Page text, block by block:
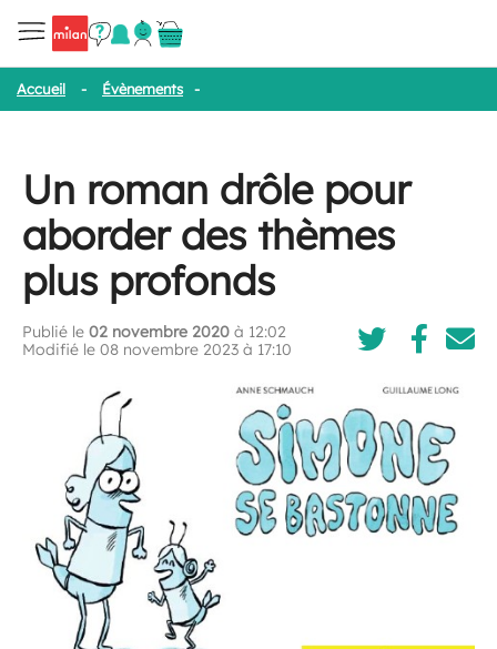
Accueil - Évènements -
Un roman drôle pour
aborder des thèmes
plus profonds
Publié le 02 novembre 2020 à 12:02
Modifié le 08 novembre 2023 à 17:10